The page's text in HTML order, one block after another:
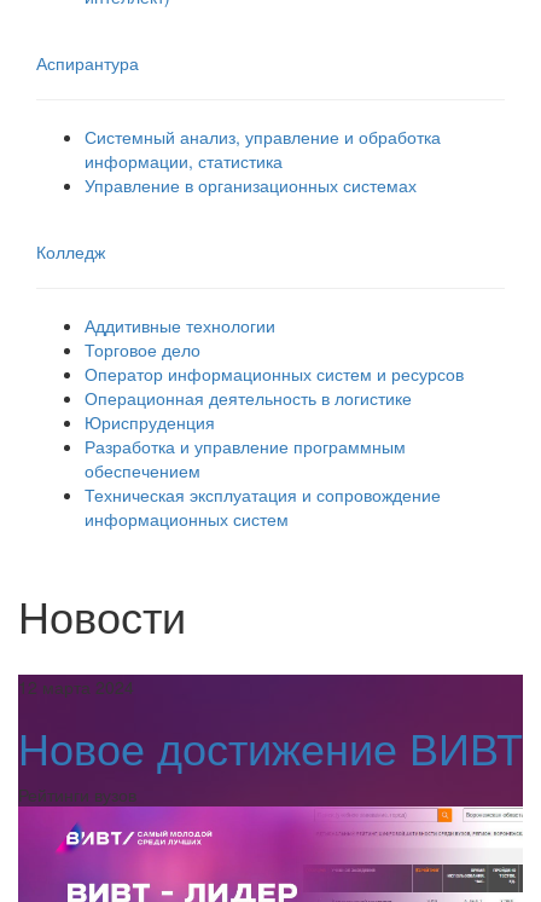
Аспирантура
Системный анализ, управление и обработка
информации, статистика
Управление в организационных системах
Колледж
Аддитивные технологии
Торговое дело
Оператор информационных систем и ресурсов
Операционная деятельность в логистике
Юриспруденция
Разработка и управление программным
обеспечением
Техническая эксплуатация и сопровождение
информационных систем
Новости
12 марта 2024
Новое достижение ВИВТ
Рейтинги вузов